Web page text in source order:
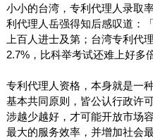
小小的台湾，专利代理人录取
利代理人岳强得知后感叹道：
上百人进士及第；台湾专利代
2.7%，比科举考试还难上好多倍
专利代理人资格，本身就是一
基本共同原则，皆公认行政许
涉越少越好，才可能开放市场
最大的服务效率，并增加社会最